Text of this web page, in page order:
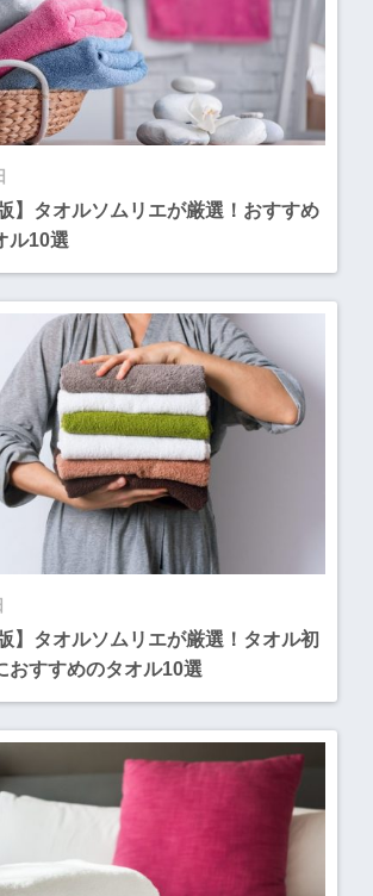
】タオルソムリエが厳選！おすすめ
ル10選
】タオルソムリエが厳選！タオル初
おすすめのタオル10選